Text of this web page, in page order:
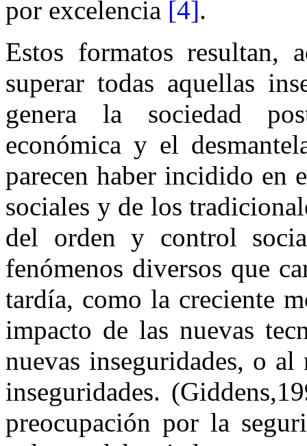
por excelencia [4].
Estos formatos resultan,
superar todas aquellas
genera la sociedad
económica y el
parecen haber incidido en
sociales y de los
del orden y control
fenómenos diversos que
tardía, como la creciente
impacto de las nuevas
nuevas inseguridades, o
inseguridades.
preocupación por la